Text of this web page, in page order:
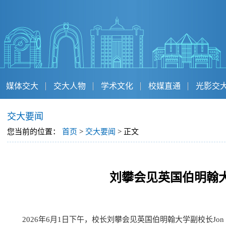
媒体交大 交大人物 学术文化 校媒直通 光影交
交大要闻
您当前的位置： 首页 > 交大要闻 > 正文
刘攀会见英国伯明翰
2026年6月1日下午，校长刘攀会见英国伯明翰大学副校长